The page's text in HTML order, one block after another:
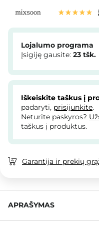
Lojalumo programa
Įsigiję gausite: 23 tšk.
Iškeiskite taškus į
padaryti, prisijunkite.
Neturite paskyros?
taškus į produktus.
Garantija ir prekių
APRAŠYMAS